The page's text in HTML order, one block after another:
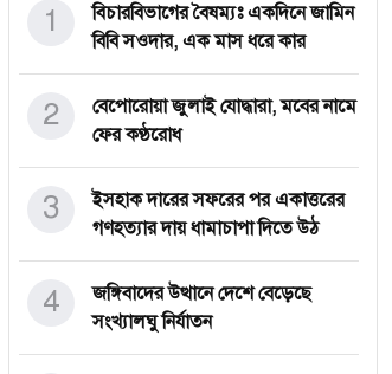
বিচারবিভাগের বৈষম্যঃ একদিনে জামিন
বিবি সওদার, এক মাস ধরে কার
1
বেপোরোয়া জুলাই যোদ্ধারা, মবের নামে
ফের কণ্ঠরোধ
2
ইসহাক দারের সফরের পর একাত্তরের
গণহত্যার দায় ধামাচাপা দিতে উঠ
3
জঙ্গিবাদের উত্থানে দেশে বেড়েছে
সংখ্যালঘু নির্যাতন
4